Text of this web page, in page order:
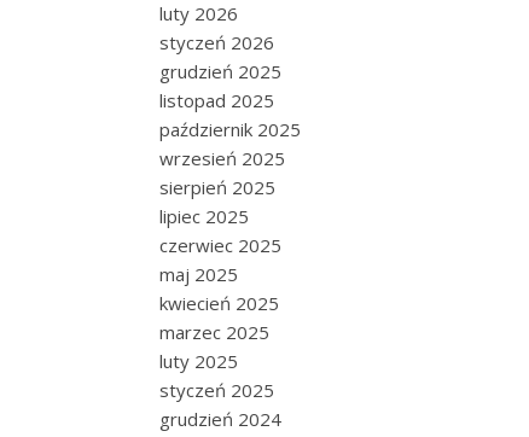
luty 2026
styczeń 2026
grudzień 2025
listopad 2025
październik 2025
wrzesień 2025
sierpień 2025
lipiec 2025
czerwiec 2025
maj 2025
kwiecień 2025
marzec 2025
luty 2025
styczeń 2025
grudzień 2024